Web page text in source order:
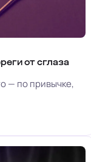
от сглаза
— по привычке,